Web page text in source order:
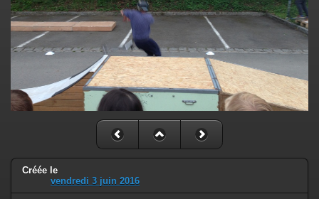
Créée le
vendredi 3 juin 2016